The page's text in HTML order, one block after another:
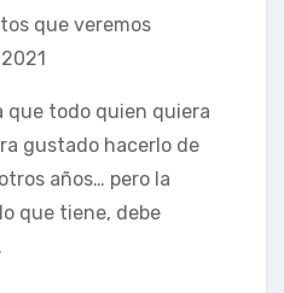
que veremos
que todo quien quiera
gustado hacerlo de
años… pero la
que tiene, debe